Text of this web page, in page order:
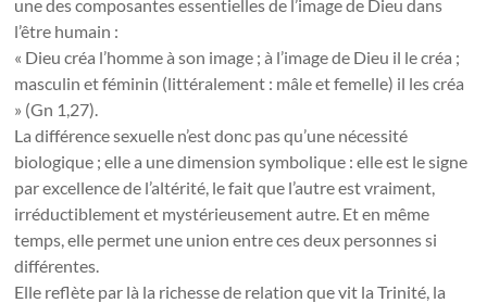
une des composantes essentielles de l’image de Dieu dans
l’être humain :
« Dieu créa l’homme à son image ; à l’image de Dieu il le créa ;
masculin et féminin (littéralement : mâle et femelle) il les créa
» (Gn 1,27).
La différence sexuelle n’est donc pas qu’une nécessité
biologique ; elle a une dimension symbolique : elle est le signe
par excellence de l’altérité, le fait que l’autre est vraiment,
irréductiblement et mystérieusement autre. Et en même
temps, elle permet une union entre ces deux personnes si
différentes.
Elle reflète par là la richesse de relation que vit la Trinité, la